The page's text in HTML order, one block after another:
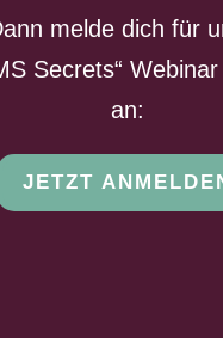
melde dich für
Secrets“
an:
JETZT